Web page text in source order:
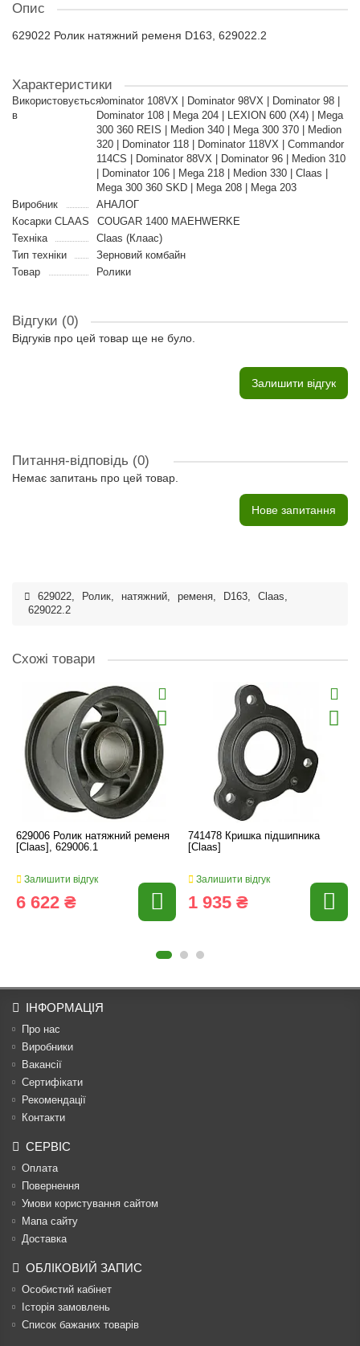
Опис
629022 Ролик натяжний ременя D163, 629022.2
Характеристики
Використовується
в
Dominator 108VX | Dominator 98VX | Dominator 98 |
Dominator 108 | Mega 204 | LEXION 600 (X4) | Mega
300 360 REIS | Medion 340 | Mega 300 370 | Medion
320 | Dominator 118 | Dominator 118VX | Commandor
114CS | Dominator 88VX | Dominator 96 | Medion 310
| Dominator 106 | Mega 218 | Medion 330 | Claas |
Mega 300 360 SKD | Mega 208 | Mega 203
Виробник
АНАЛОГ
Косарки CLAAS
COUGAR 1400 MAEHWERKE
Техніка
Claas (Клаас)
Тип техніки
Зерновий комбайн
Товар
Ролики
Відгуки (0)
Відгуків про цей товар ще не було.
Залишити відгук
Питання-відповідь (0)
Немає запитань про цей товар.
Нове запитання
629022, Ролик, натяжний, ременя, D163, Claas,
629022.2
Схожі товари
629006 Ролик натяжний ременя
[Claas], 629006.1
Залишити відгук
6 622 ₴
741478 Кришка підшипника
[Claas]
Залишити відгук
1 935 ₴
ІНФОРМАЦІЯ
Про нас
Виробники
Вакансії
Сертифікати
Рекомендації
Контакти
СЕРВІС
Оплата
Повернення
Умови користування сайтом
Мапа сайту
Доставка
ОБЛІКОВИЙ ЗАПИС
Особистий кабінет
Історія замовлень
Список бажаних товарів